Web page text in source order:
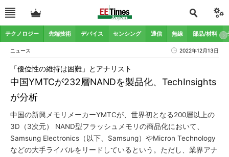
テクノロジー 先端技術 デバイス センシング 通信 無線 部品/材料
ニュース 2022年12月13日
中国YMTCが232層NANDを製品化、TechInsights
が分析
「優位性の維持は困難」とアナリスト
中国の新興メモリメーカーYMTCが、世界初となる200層以上の
3D（3次元） NAND型フラッシュメモリの商品化において、
Samsung Electronics（以下、Samsung）やMicron Technology
などの大手ライバルをリードしているという。ただし、業界アナ